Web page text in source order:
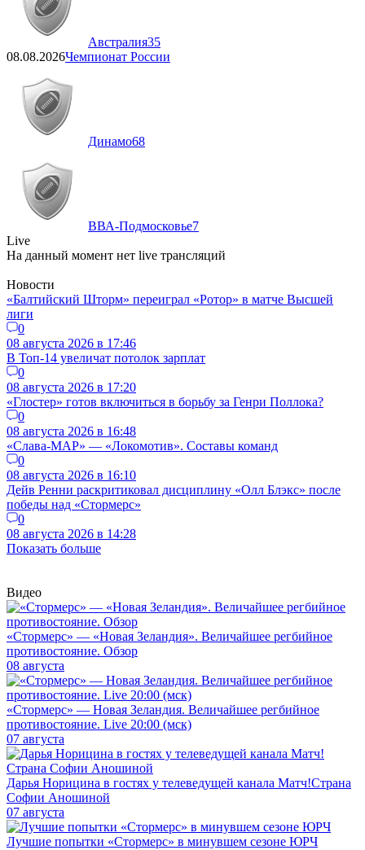
Австралия35
08.08.2026Чемпионат России
Динамо68
ВВА-Подмосковье7
Live
На данный момент нет live трансляций
Новости
«Балтийский Шторм» переиграл «Ротор» в матче Высшей
лиги
0
08 августа 2026 в 17:46
В Топ-14 увеличат потолок зарплат
0
08 августа 2026 в 17:20
«Глостер» готов включиться в борьбу за Генри Поллока?
0
08 августа 2026 в 16:48
«Слава-МАР» — «Локомотив». Составы команд
0
08 августа 2026 в 16:10
Дейв Ренни раскритиковал дисциплину «Олл Блэкс» после
победы над «Стормерс»
0
08 августа 2026 в 14:28
Показать больше
Видео
«Стормерс» — «Новая Зеландия». Величайшее регбийное
противостояние. Обзор
08 августа
«Стормерс» — Новая Зеландия. Величайшее регбийное
противостояние. Live 20:00 (мск)
07 августа
Дарья Норицина в гостях у телеведущей канала Матч!Страна
Софии Аношиной
07 августа
Лучшие попытки «Стормерс» в минувшем сезоне ЮРЧ